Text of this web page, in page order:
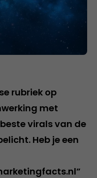
rubriek op
met
virals van de
Heb je een